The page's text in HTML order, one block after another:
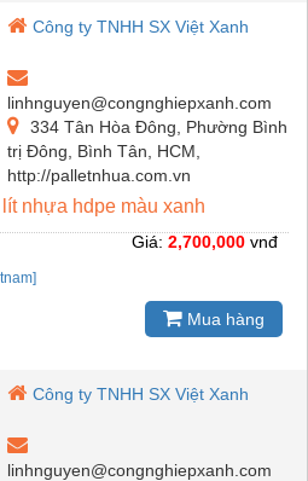
Công ty TNHH SX Việt Xanh
linhnguyen@congnghiepxanh.com
334 Tân Hòa Đông, Phường Bình
trị Đông, Bình Tân, HCM,
http://palletnhua.com.vn
nhựa hdpe màu xanh
Giá: 2,700,000 vnđ
Mua hàng
Công ty TNHH SX Việt Xanh
linhnguyen@congnghiepxanh.com